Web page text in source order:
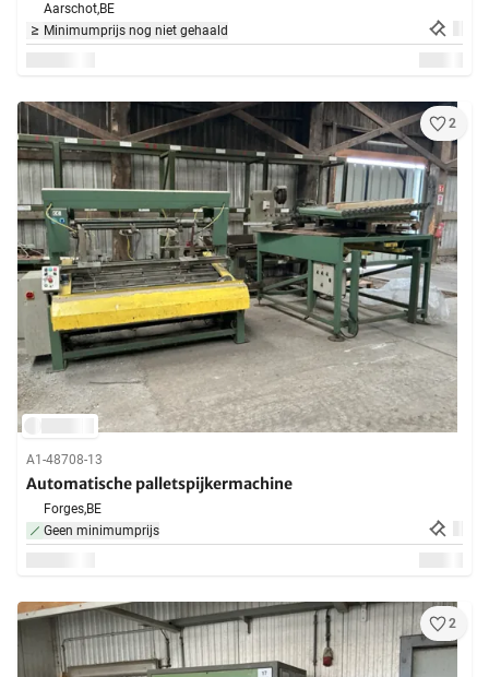
Aarschot,BE
Minimumprijs nog niet gehaald
2
A1-48708-13
Automatische palletspijkermachine
Forges,BE
Geen minimumprijs
2